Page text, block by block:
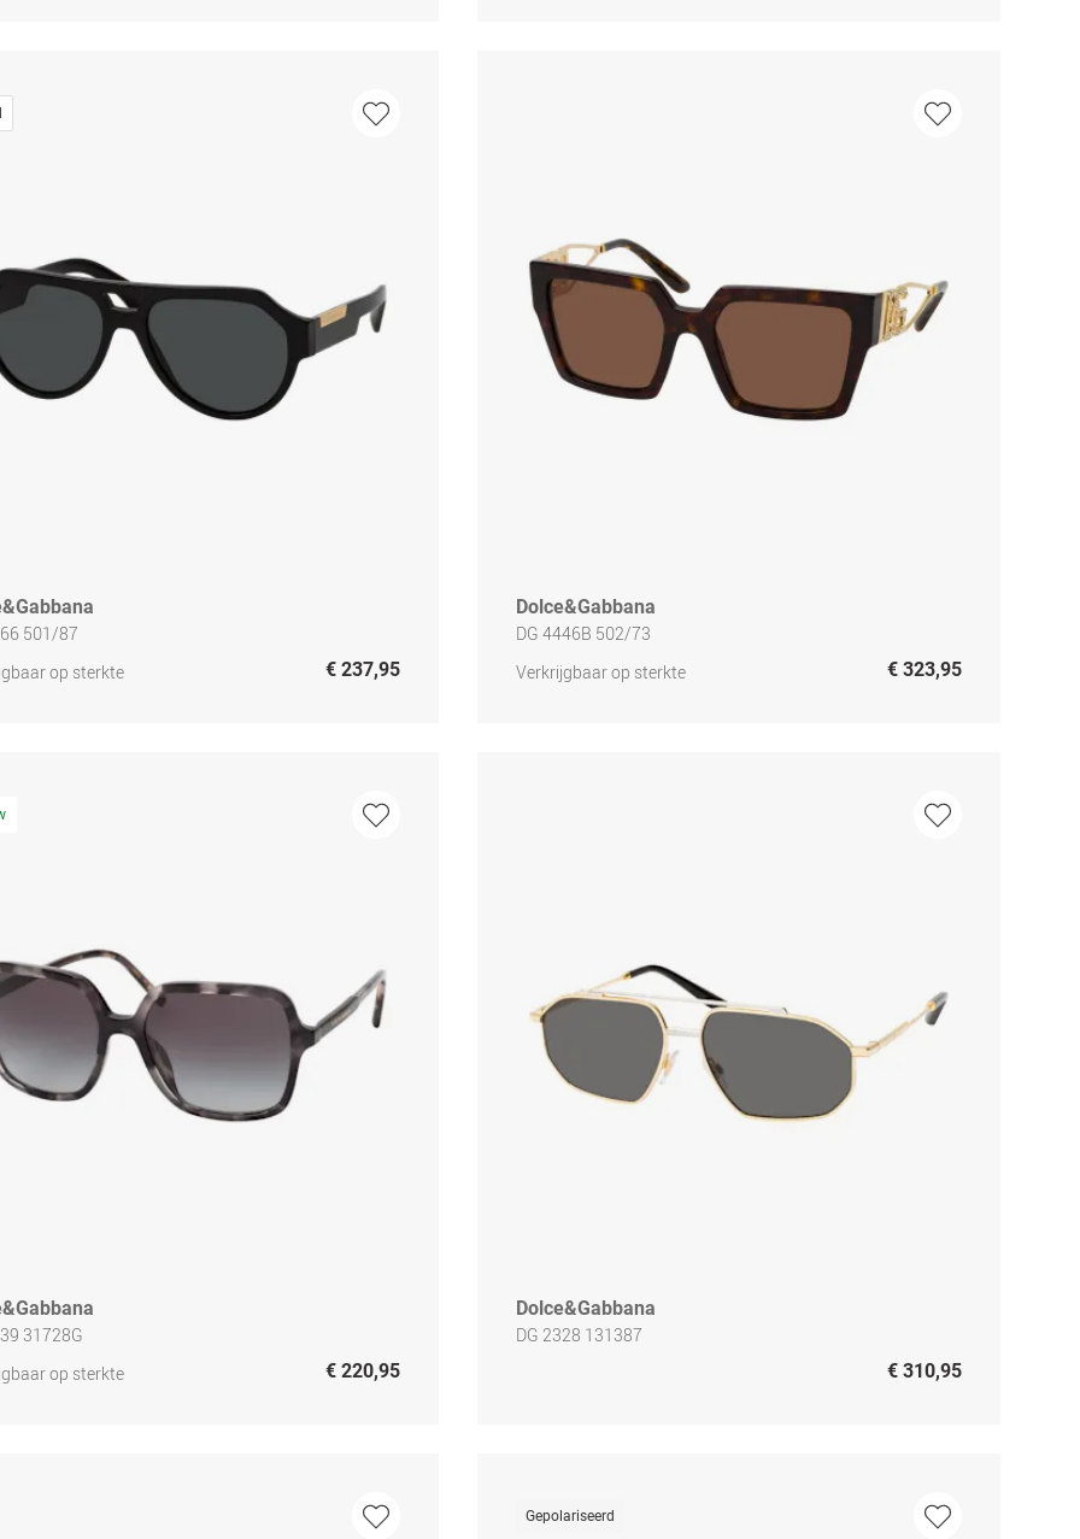
501/87
op sterkte
€ 237,95
Dolce&Gabbana
DG 4446B 502/73
Verkrijgbaar op sterkte
€ 323,95
31728G
op sterkte
€ 220,95
Dolce&Gabbana
DG 2328 131387
€ 310,95
Gepolariseerd